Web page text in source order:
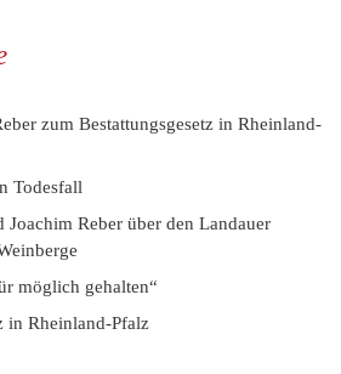
zum Bestattungsgesetz in Rheinland-
Todesfall
Joachim Reber über den Landauer
möglich gehalten“
in Rheinland-Pfalz